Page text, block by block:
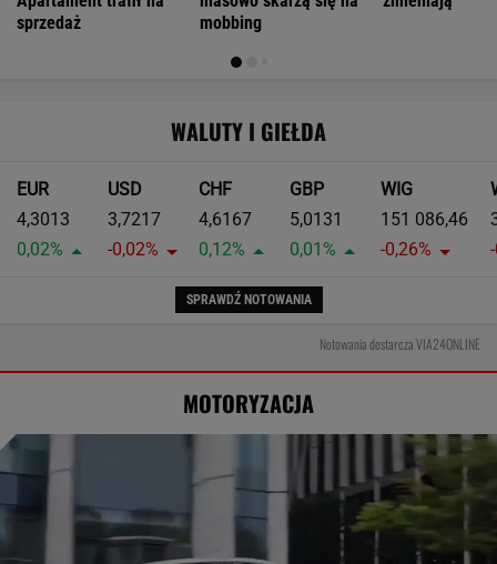
sprzedaż
mobbing
WALUTY I GIEŁDA
EUR
4,3013
0,02%
USD
3,7217
-0,02%
CHF
4,6167
0,12%
GBP
5,0131
0,01%
WIG
151 086,46
-0,26%
SPRAWDŹ NOTOWANIA
Notowania dostarcza VIA24ONLINE
MOTORYZACJA